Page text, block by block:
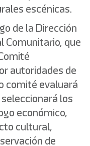
escénicas.
de la Dirección
Comunitario, que
autoridades de
comité evaluará
los
económico,
cultural,
de